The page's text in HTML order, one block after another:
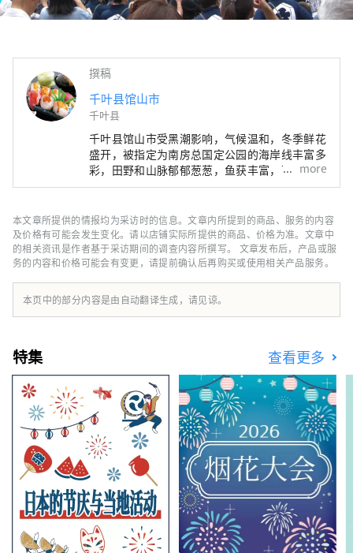
撰稿
千叶县馆山市
千叶县
千叶县馆山市受黑潮影响，气候温和，冬季鲜花
盛开，被指定为南房总国定公园的海岸线丰富多
彩，田野和山脉郁郁葱葱，鱼获丰富，可以品尝
到很多新鲜海鲜，是一座自然丰富的城市。 这
代的传奇小说「南总里见八犬传」的舞台、战国
时代的大名里见氏有关系的历史遗迹。 远离城
市的喧嚣，在位于千叶县南端、距东京仅100公
里的馆山度过一段悠闲自在的时光。
more
本文章所提供的情报均为采访时的信息。文章内所提到的商品、服务的内容
及价格有可能会发生变化。请以店铺实际所提供的商品、价格为准。文章中
的相关资讯是作者基于采访期间的调查内容所撰写。 文章发布后，产品或服
务的内容和价格可能会有变更，请提前确认后再购买或使用相关产品服务。
本页中的部分内容是由自动翻译生成，请见谅。
特集 查看更多